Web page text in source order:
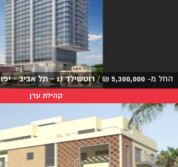
החל מ- 5,300,000
₪
/רוטשילד 17 - תל אביב - יפו
קהילת עדן